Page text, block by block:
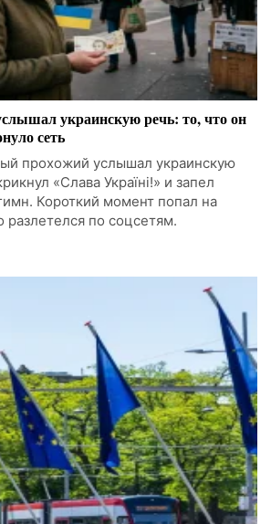
украинскую речь: то, что он
сеть
прохожий услышал украинскую
«Слава Україні!» и запел
Короткий момент попал на
разлетелся по соцсетям.